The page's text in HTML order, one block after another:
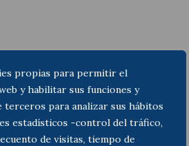
propias para permitir el
y habilitar sus funciones y
terceros para analizar sus hábitos
estadísticos -control del tráfico,
de visitas, tiempo de